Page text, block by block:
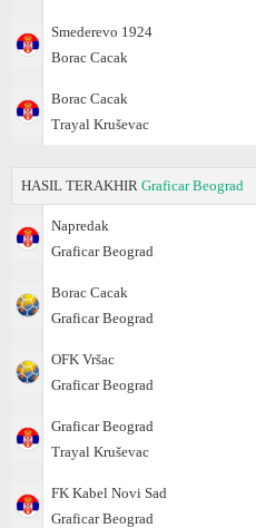
Smederevo 1924
Borac Cacak
Borac Cacak
Trayal Kruševac
HASIL TERAKHIR Graficar Beograd
Napredak
Graficar Beograd
Borac Cacak
Graficar Beograd
OFK Vršac
Graficar Beograd
Graficar Beograd
Trayal Kruševac
FK Kabel Novi Sad
Graficar Beograd